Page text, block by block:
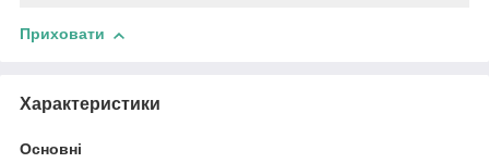
Приховати
Характеристики
Основні